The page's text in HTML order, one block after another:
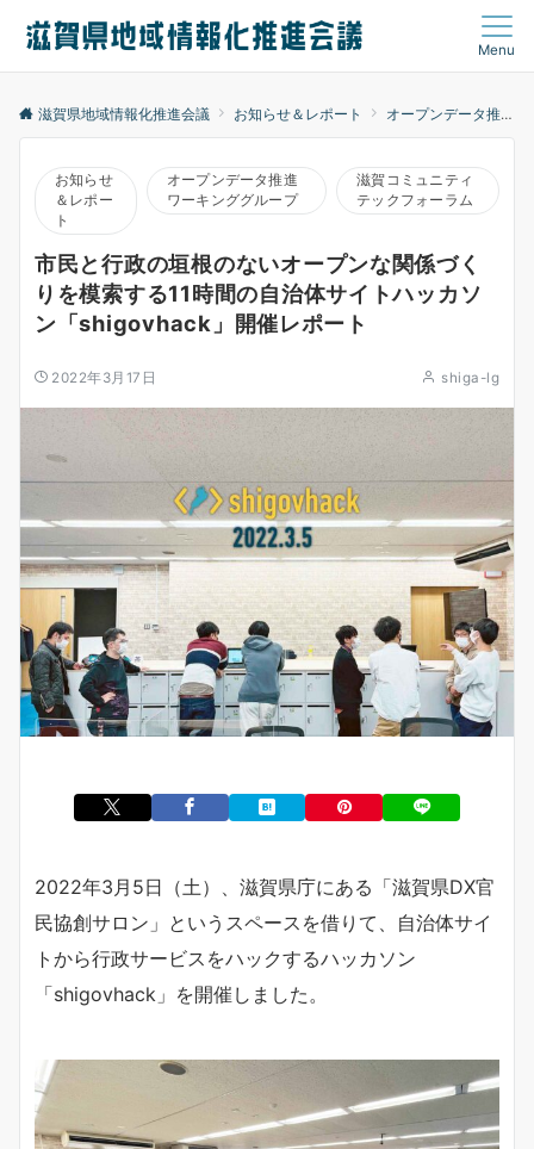
Menu
滋賀県地域情報化推進会議 お知らせ＆レポート オープンデータ推進ワーキンググループ
お知らせ
＆レポー
ト
オープンデータ推進
ワーキンググループ
滋賀コミュニティ
テックフォーラム
市民と行政の垣根のないオープンな関係づく
りを模索する11時間の自治体サイトハッカソ
ン「shigovhack」開催レポート
2022年3月17日 shiga-lg
2022年3月5日（土）、滋賀県庁にある「滋賀県DX官
民協創サロン」というスペースを借りて、自治体サイ
トから行政サービスをハックするハッカソン
「shigovhack」を開催しました。